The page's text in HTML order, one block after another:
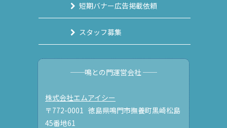
短期バナー広告掲載依頼
スタッフ募集
──鳴との門運営会社 ──
株式会社エムアイシー
〒772-0001 徳島県鳴門市撫養町黒崎松島
45番地61